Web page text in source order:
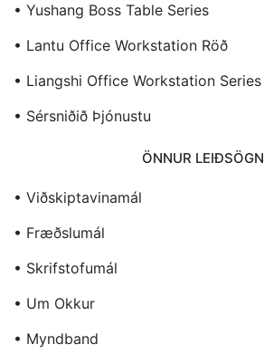
• Yushang Boss Table Series
• Lantu Office Workstation Röð
• Liangshi Office Workstation Series
• Sérsniðið Þjónustu
ÖNNUR LEIÐSÖGN
• Viðskiptavinamál
• Fræðslumál
• Skrifstofumál
• Um Okkur
• Myndband